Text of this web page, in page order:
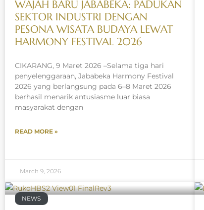
WAJAH BARU JABABEKA: PADUKAN
SEKTOR INDUSTRI DENGAN
PESONA WISATA BUDAYA LEWAT
HARMONY FESTIVAL 2026
CIKARANG, 9 Maret 2026 –Selama tiga hari
penyelenggaraan, Jababeka Harmony Festival
2026 yang berlangsung pada 6–8 Maret 2026
berhasil menarik antusiasme luar biasa
masyarakat dengan
READ MORE »
March 9, 2026
NEWS